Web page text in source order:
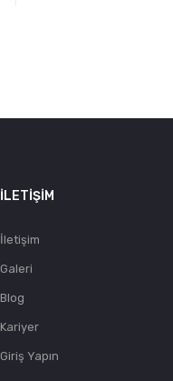
İLETIŞIM
İletişim
Galeri
Blog
Kariyer
Giriş Yapın